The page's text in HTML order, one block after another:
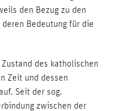
den Bezug zu den
Bedeutung für die
des katholischen
Zeit und dessen
Seit der sog.
zwischen der